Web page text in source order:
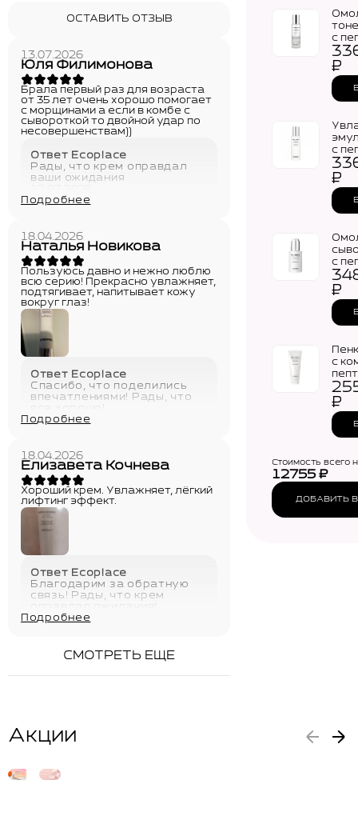
ОСТАВИТЬ ОТЗЫВ
13.07.2026
Юля Филимонова
Брала первый раз для возраста
от 35 лет очень хорошо помогает
с морщинами а если в комбе с
сывороткой то двойной удар по
несовершенствам)) ️
Ответ Ecoplace
Рады, что крем оправдал
ваши ожидания
Подробнее
18.04.2026
Наталья Новикова
Пользуюсь давно и нежно люблю
всю серию! Прекрасно увлажняет,
подтягивает, напитывает кожу
вокруг глаз!
Ответ Ecoplace
Спасибо, что поделились
впечатлениями! Рады, что
21.04.2026
Подробнее
18.04.2026
Елизавета Кочнева
Хороший крем. Увлажняет, лёгкий
лифтинг эффект.
Ответ Ecoplace
Благодарим за обратную
связь! Рады, что крем
21.04.2026
Подробнее
СМОТРЕТЬ ЕЩЕ
с
₽
с
₽
с
₽
с
₽
Стоимость всего
12755₽
ДОБАВИТЬ
Акции